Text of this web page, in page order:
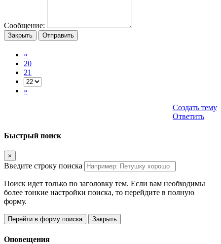
Сообщение:
Закрыть Отправить
«
20
21
»
Создать тему
Ответить
Быстрый поиск
×
Введите строку поиска
Поиск идет только по заголовку тем. Если вам необходимы
более тонкие настройки поиска, то перейдите в полную
форму.
Перейти в форму поиска Закрыть
Оповещения